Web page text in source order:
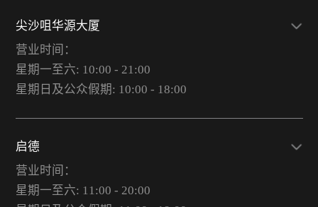
尖沙咀华源大厦
营业时间：
星期一至六: 10:00 - 21:00
星期日及公众假期: 10:00 - 18:00
启德
营业时间：
星期一至六: 11:00 - 20:00